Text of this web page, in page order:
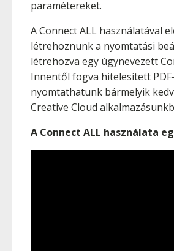
paramétereket.
A Connect ALL használatával
létrehoznunk a nyomtatási
létrehozva egy úgynevezett
Innentől fogva hitelesített
nyomtathatunk bármelyik
Creative Cloud
A Connect ALL használata